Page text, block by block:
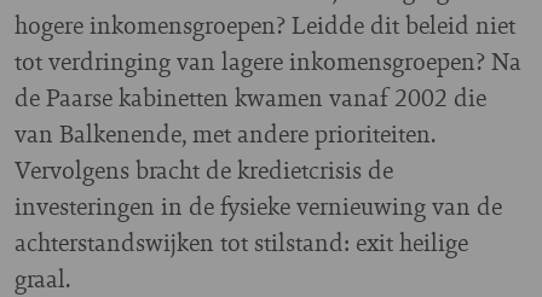
hogere inkomensgroepen? Leidde dit beleid niet
tot verdringing van lagere inkomensgroepen? Na
de Paarse kabinetten kwamen vanaf 2002 die
van Balkenende, met andere prioriteiten.
Vervolgens bracht de kredietcrisis de
investeringen in de fysieke vernieuwing van de
achterstandswijken tot stilstand: exit heilige
graal.